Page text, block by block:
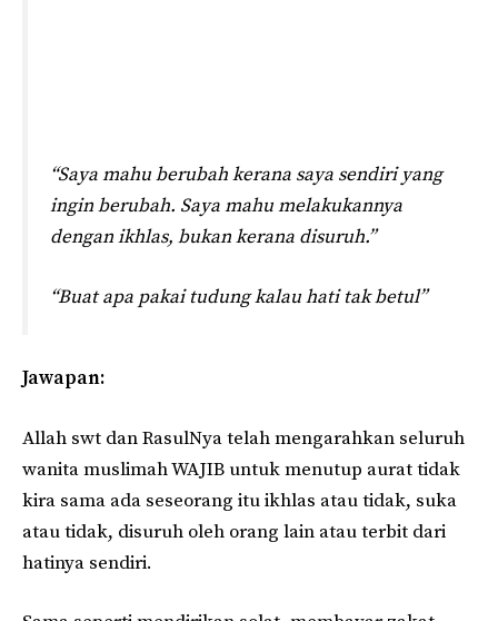
“Saya mahu berubah kerana saya sendiri yang
ingin berubah. Saya mahu melakukannya
dengan ikhlas, bukan kerana disuruh.”
“Buat apa pakai tudung kalau hati tak betul”
Jawapan:
Allah swt dan RasulNya telah mengarahkan seluruh
wanita muslimah WAJIB untuk menutup aurat tidak
kira sama ada seseorang itu ikhlas atau tidak, suka
atau tidak, disuruh oleh orang lain atau terbit dari
hatinya sendiri.